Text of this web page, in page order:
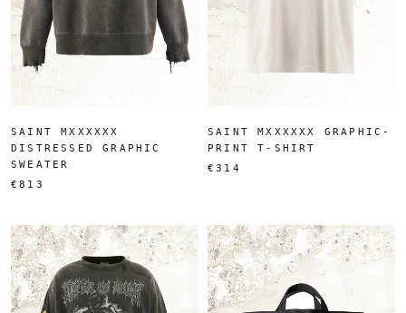
SAINT MXXXXXX
DISTRESSED GRAPHIC
SWEATER
€813
SAINT MXXXXXX GRAPHIC-
PRINT T-SHIRT
€314